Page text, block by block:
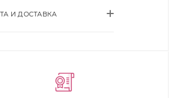
И ДОСТАВКА